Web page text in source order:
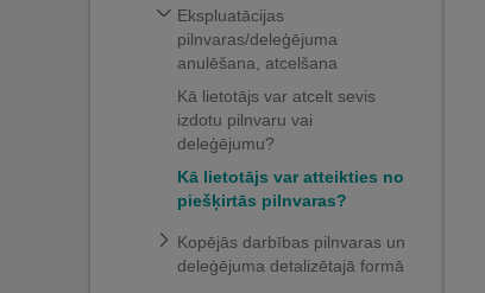
Ekspluatācijas
pilnvaras/deleģējuma
anulēšana, atcelšana
Kā lietotājs var atcelt sevis
izdotu pilnvaru vai
deleģējumu?
Kā lietotājs var atteikties no
piešķirtās pilnvaras?
Kopējās darbības pilnvaras un
deleģējuma detalizētajā formā